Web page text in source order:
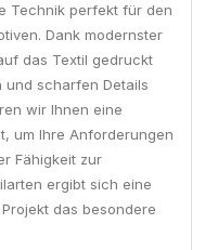
Technik perfekt für den
Dank modernster
das Textil gedruckt
scharfen Details
wir Ihnen eine
um Ihre Anforderungen
Fähigkeit zur
ergibt sich eine
das besondere